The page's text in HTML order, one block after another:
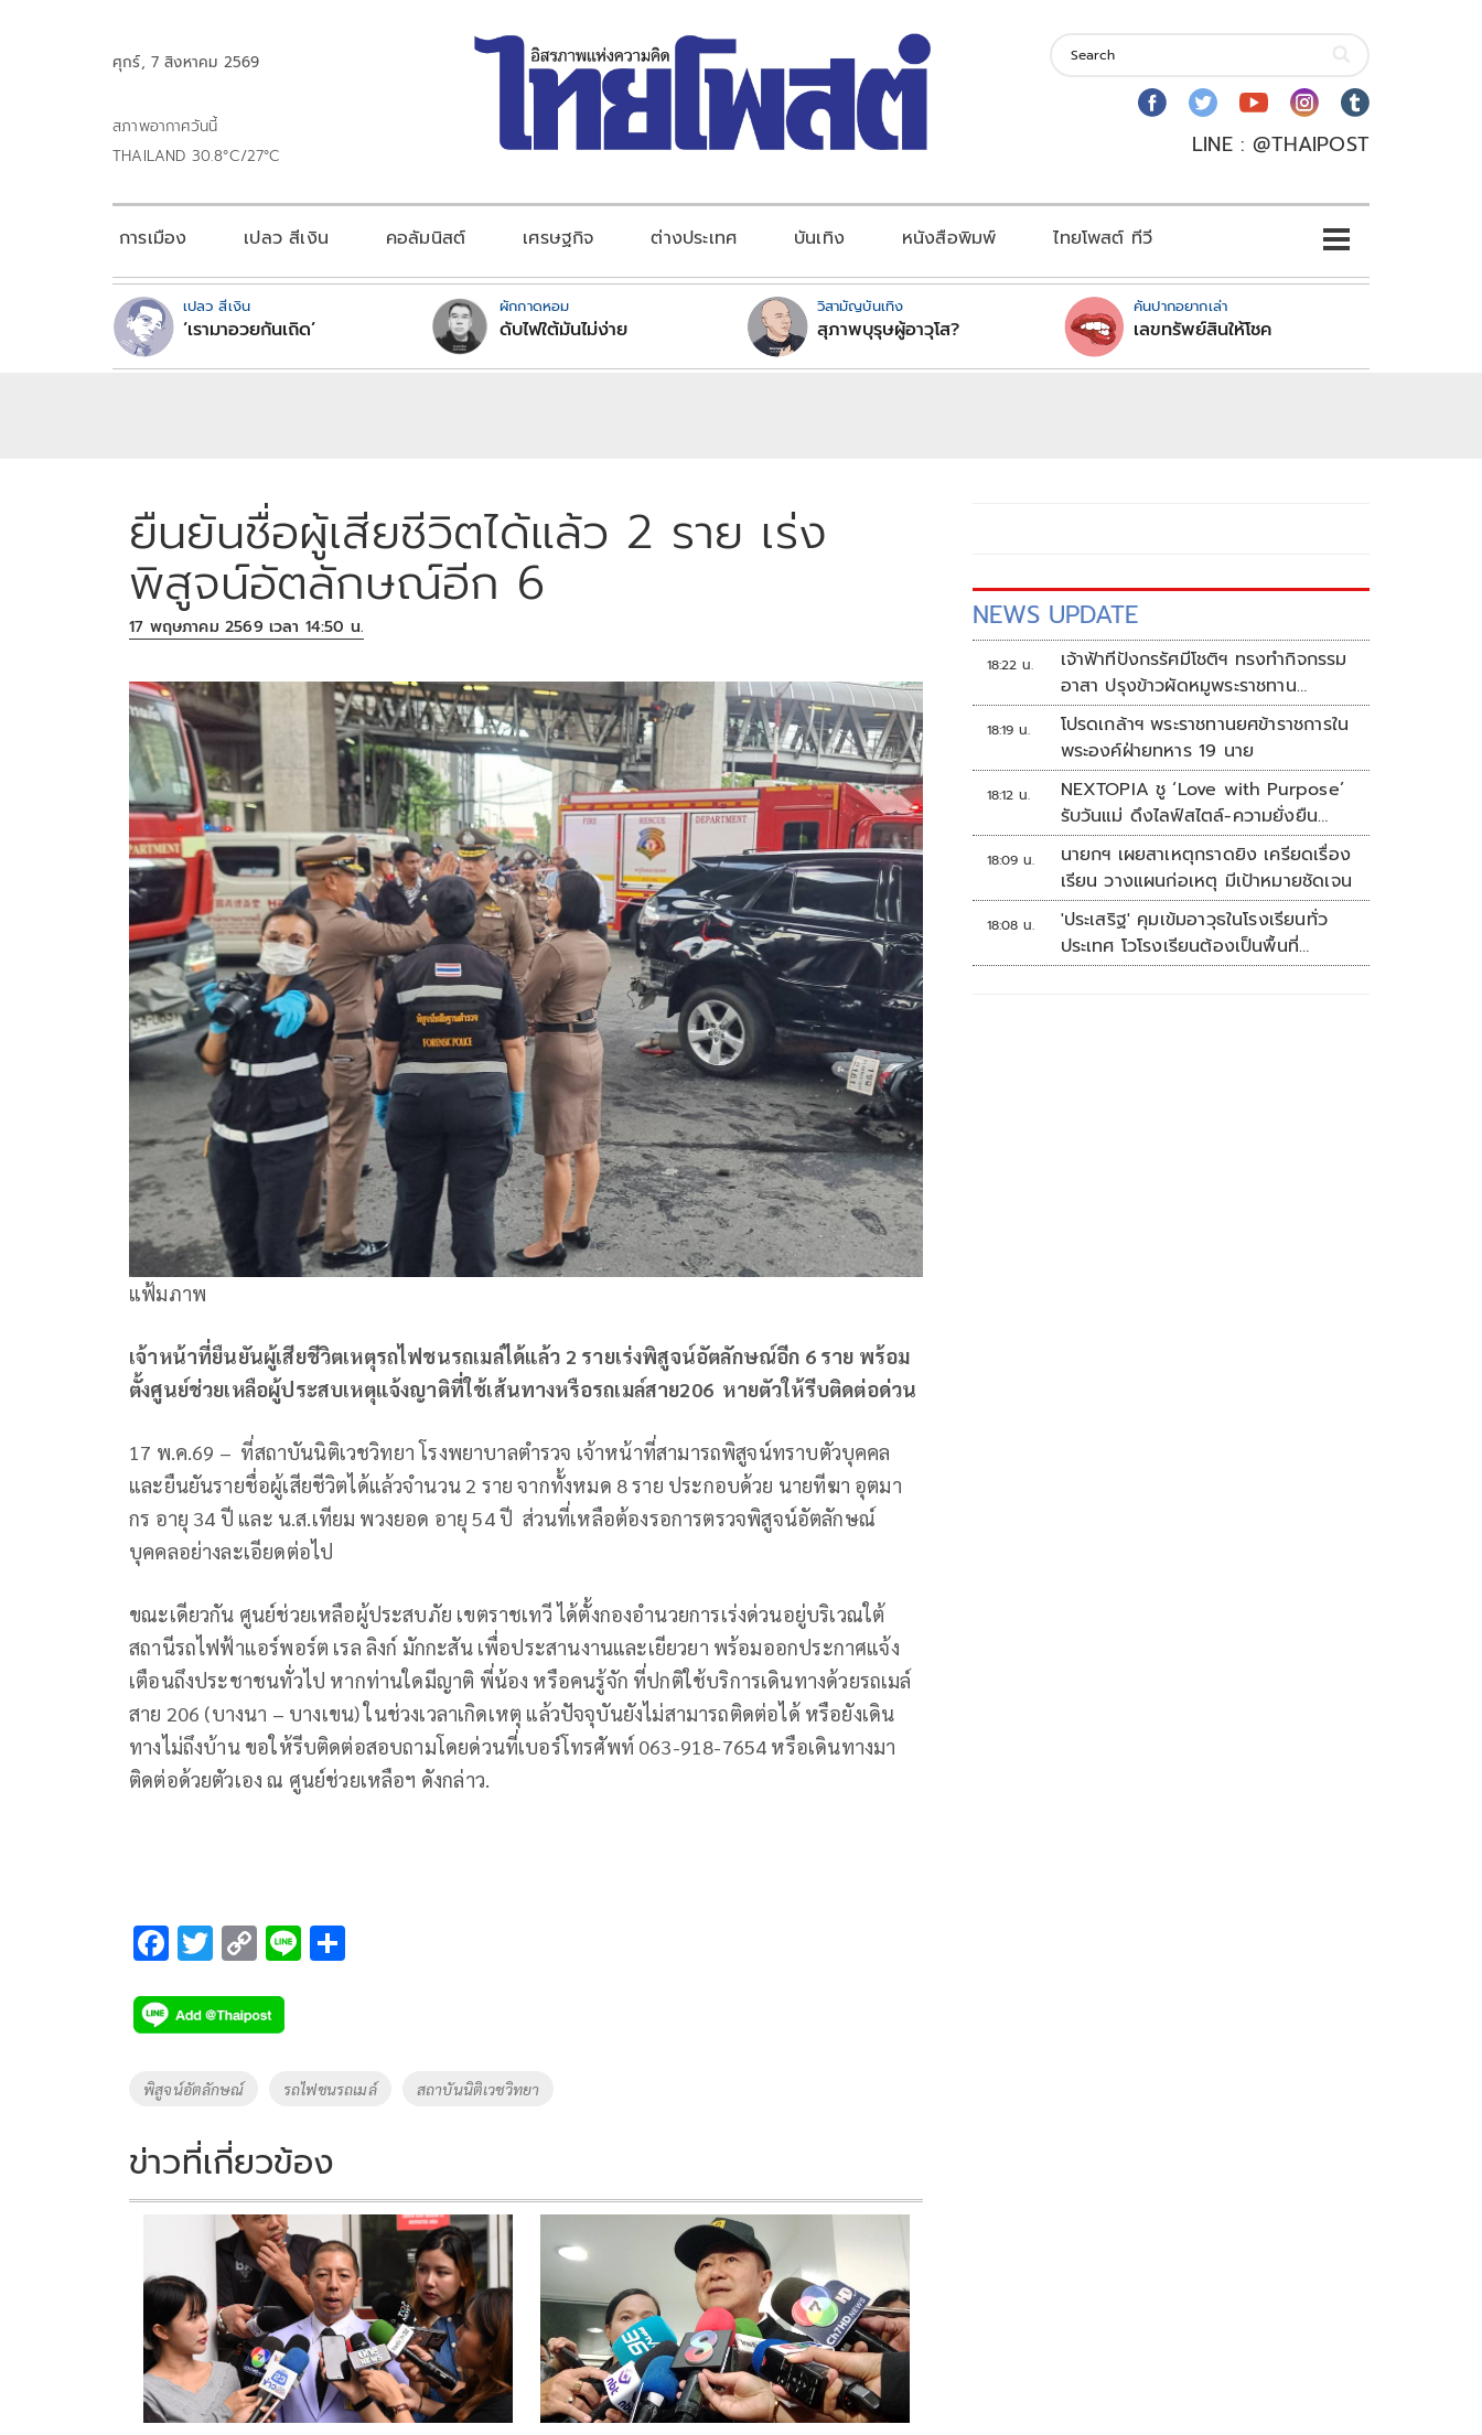
ศุกร์, 7 สิงหาคม 2569
สภาพอากาศวันนี้
THAILAND 30.8°C/27°C
LINE : @THAIPOST
การเมือง เปลว สีเงิน คอลัมนิสต์ เศรษฐกิจ ต่างประเทศ บันเทิง หนังสือพิมพ์ ไทยโพสต์ ทีวี
เปลว สีเงิน
‘เรามาอวยกันเถิด’
ผักกาดหอม
ดับไฟใต้มันไม่ง่าย
วิสามัญบันเทิง
สุภาพบุรุษผู้อาวุโส?
คันปากอยากเล่า
เลขทรัพย์สินให้โชค
ยืนยันชื่อผู้เสียชีวิตได้แล้ว 2 ราย เร่ง
พิสูจน์อัตลักษณ์อีก 6
17 พฤษภาคม 2569 เวลา 14:50 น.
แฟ้มภาพ
เจ้าหน้าที่ยืนยันผู้เสียชีวิตเหตุรถไฟชนรถเมล์ได้แล้ว 2 รายเร่งพิสูจน์อัตลักษณ์อีก 6 ราย พร้อม
ตั้งศูนย์ช่วยเหลือผู้ประสบเหตุแจ้งญาติที่ใช้เส้นทางหรือรถเมล์สาย206 หายตัวให้รีบติดต่อด่วน
17 พ.ค.69 – ที่สถาบันนิติเวชวิทยา โรงพยาบาลตำรวจ เจ้าหน้าที่สามารถพิสูจน์ทราบตัวบุคคล
และยืนยันรายชื่อผู้เสียชีวิตได้แล้วจำนวน 2 ราย จากทั้งหมด 8 ราย ประกอบด้วย นายทีฆา อุตมา
กร อายุ 34 ปี และ น.ส.เทียม พวงยอด อายุ 54 ปี ส่วนที่เหลือต้องรอการตรวจพิสูจน์อัตลักษณ์
บุคคลอย่างละเอียดต่อไป
ขณะเดียวกัน ศูนย์ช่วยเหลือผู้ประสบภัย เขตราชเทวี ได้ตั้งกองอำนวยการเร่งด่วนอยู่บริเวณใต้
สถานีรถไฟฟ้าแอร์พอร์ต เรล ลิงก์ มักกะสัน เพื่อประสานงานและเยียวยา พร้อมออกประกาศแจ้ง
เตือนถึงประชาชนทั่วไป หากท่านใดมีญาติ พี่น้อง หรือคนรู้จัก ที่ปกติใช้บริการเดินทางด้วยรถเมล์
สาย 206 (บางนา – บางเขน) ในช่วงเวลาเกิดเหตุ แล้วปัจจุบันยังไม่สามารถติดต่อได้ หรือยังเดิน
ทางไม่ถึงบ้าน ขอให้รีบติดต่อสอบถามโดยด่วนที่เบอร์โทรศัพท์ 063-918-7654 หรือเดินทางมา
ติดต่อด้วยตัวเอง ณ ศูนย์ช่วยเหลือฯ ดังกล่าว.
F
e
b
o
k
T
tt
er
C
p
y
Li
k
Li
Tags
พิสูจน์อัตลักษณ์ รถไฟชนรถเมล์ สถาบันนิติเวชวิทยา
ข่าวที่เกี่ยวข้อง
NEWS UPDATE
18:22 น.
เจ้าฟ้าทีปังกรรัศมีโชติฯ ทรงทำกิจกรรม
อาสา ปรุงข้าวผัดหมูพระราชทาน
ประชาชน
18:19 น.
โปรดเกล้าฯ พระราชทานยศข้าราชการใน
พระองค์ฝ่ายทหาร 19 นาย
18:12 น.
NEXTOPIA ชู ‘Love with Purpose’
รับวันแม่ ดึงไลฟ์สไตล์-ความยั่งยืน
สร้างประสบการณ์ช้อปปิงมีความหมาย
18:09 น.
นายกฯ เผยสาเหตุกราดยิง เครียดเรื่อง
เรียน วางแผนก่อเหตุ มีเป้าหมายชัดเจน
18:08 น.
'ประเสริฐ' คุมเข้มอาวุธในโรงเรียนทั่ว
ประเทศ โวโรงเรียนต้องเป็นพื้นที่
ปลอดภัย